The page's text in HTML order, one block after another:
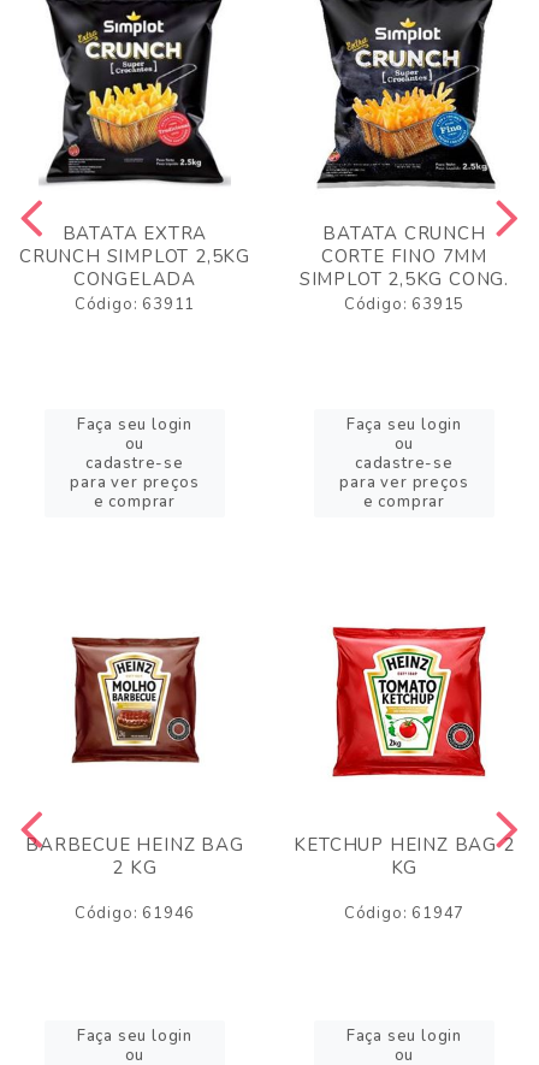
BATATA EXTRA
CRUNCH SIMPLOT 2,5KG
CONGELADA
Código: 63911
Faça seu login
ou
cadastre-se
para ver preços
e comprar
BATATA CRUNCH
CORTE FINO 7MM
SIMPLOT 2,5KG CONG.
Código: 63915
Faça seu login
ou
cadastre-se
para ver preços
e comprar
BARBECUE HEINZ BAG
2 KG
Código: 61946
Faça seu login
ou
KETCHUP HEINZ BAG 2
KG
Código: 61947
Faça seu login
ou